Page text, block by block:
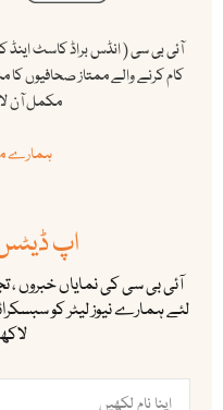
آئی بی سی ( انڈس براڈ کاسٹ اینڈ
کام کرنے والے ممتاز صحافیوں
مکمل آن
ہمارے
اپ
آئی بی سی کی نمایاں خبروں ،
لئے ہمارے نیوز لیٹر کو